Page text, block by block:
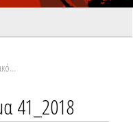
Προεδρικό Διάταγμα 41_2018
41_2018